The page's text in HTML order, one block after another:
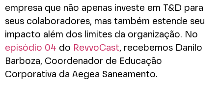
empresa que não apenas investe em T&D para
seus colaboradores, mas também estende seu
impacto além dos limites da organização. No
episódio 04 do RevvoCast, recebemos Danilo
Barboza, Coordenador de Educação
Corporativa da Aegea Saneamento.